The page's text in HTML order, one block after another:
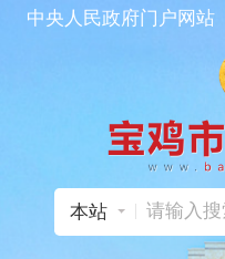
中央人民政府门户网站
本站